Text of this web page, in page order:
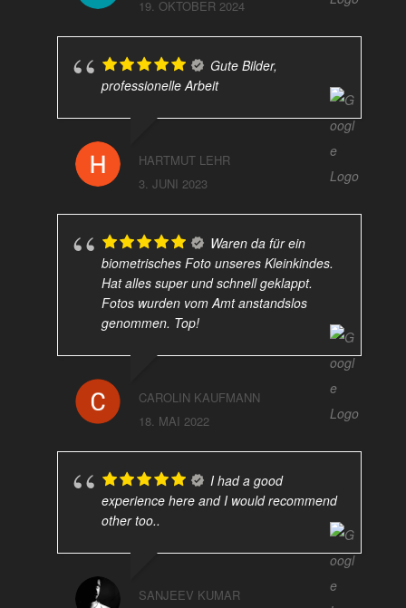
19. OKTOBER 2024
Gute Bilder,
professionelle Arbeit
HARTMUT LEHR
3. JUNI 2023
Waren da für ein
biometrisches Foto unseres Kleinkindes.
Hat alles super und schnell geklappt.
Fotos wurden vom Amt anstandslos
genommen. Top!
CAROLIN KAUFMANN
18. MAI 2022
I had a good
experience here and I would recommend
other too..
SANJEEV KUMAR